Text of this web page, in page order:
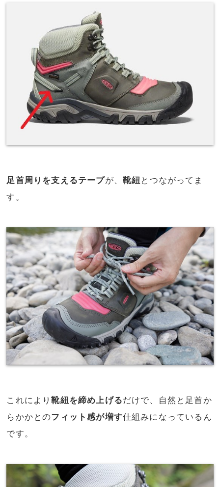
足首周りを支えるテープが、 靴紐 とつながってま
す。
これにより靴紐を締め上げるだけで、自然と足首か
らかかとのフィット感が増す仕組みになっているん
です。